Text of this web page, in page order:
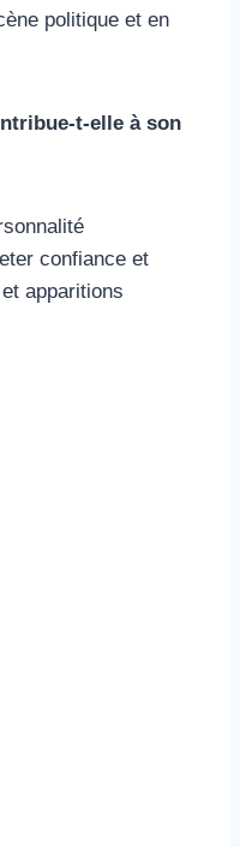
politique et en
t-elle à son
confiance et
apparitions